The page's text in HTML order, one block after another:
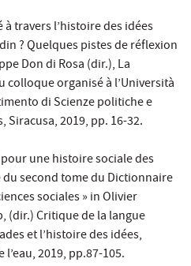
travers l’histoire des idées
? Quelques pistes de réflexion
Don di Rosa (dir.), La
colloque organisé à l’Università
di Scienze politiche e
2019, pp. 16-32.
une histoire sociale des
second tome du Dictionnaire
sociales » in Olivier
(dir.) Critique de la langue
et l’histoire des idées,
2019, pp.87-105.